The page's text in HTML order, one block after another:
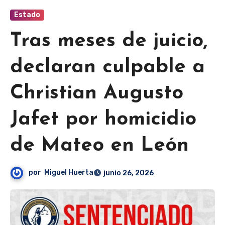
Estado
Tras meses de juicio,
declaran culpable a
Christian Augusto
Jafet por homicidio
de Mateo en León
por Miguel Huerta junio 26, 2026